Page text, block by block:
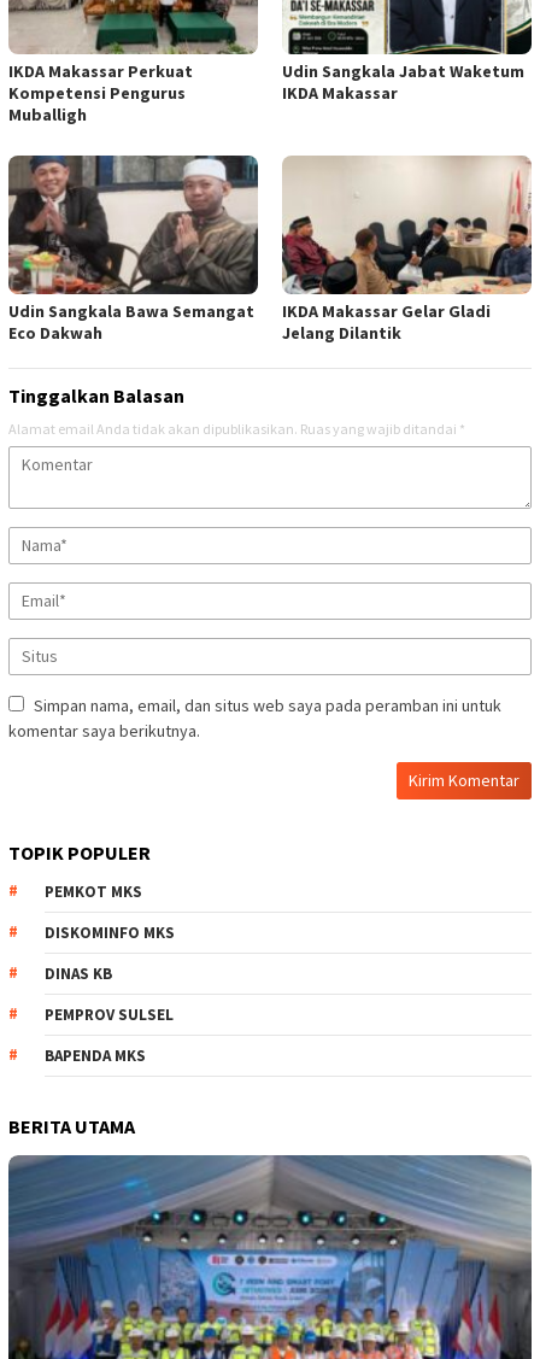
IKDA Makassar Perkuat
Kompetensi Pengurus
Muballigh
Udin Sangkala Jabat Waketum
IKDA Makassar
Udin Sangkala Bawa Semangat
Eco Dakwah
IKDA Makassar Gelar Gladi
Jelang Dilantik
Tinggalkan Balasan
Alamat email Anda tidak akan dipublikasikan. Ruas yang wajib ditandai *
Simpan nama, email, dan situs web saya pada peramban ini untuk
komentar saya berikutnya.
TOPIK POPULER
PEMKOT MKS
DISKOMINFO MKS
DINAS KB
PEMPROV SULSEL
BAPENDA MKS
BERITA UTAMA